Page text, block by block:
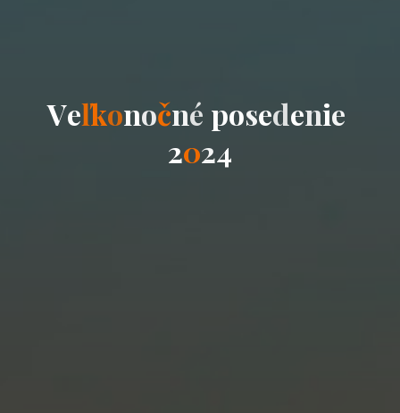
Veľkonočné posedenie
2024